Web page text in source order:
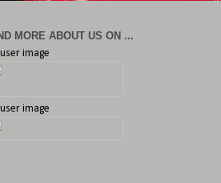
MORE ABOUT US ON ...